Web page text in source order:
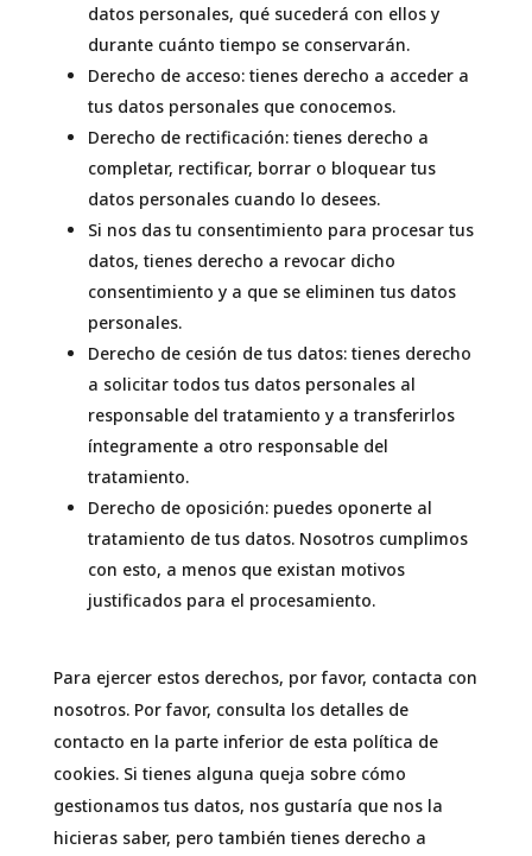
datos personales, qué sucederá con ellos y
durante cuánto tiempo se conservarán.
Derecho de acceso: tienes derecho a acceder a
tus datos personales que conocemos.
Derecho de rectificación: tienes derecho a
completar, rectificar, borrar o bloquear tus
datos personales cuando lo desees.
Si nos das tu consentimiento para procesar tus
datos, tienes derecho a revocar dicho
consentimiento y a que se eliminen tus datos
personales.
Derecho de cesión de tus datos: tienes derecho
a solicitar todos tus datos personales al
responsable del tratamiento y a transferirlos
íntegramente a otro responsable del
tratamiento.
Derecho de oposición: puedes oponerte al
tratamiento de tus datos. Nosotros cumplimos
con esto, a menos que existan motivos
justificados para el procesamiento.
Para ejercer estos derechos, por favor, contacta con
nosotros. Por favor, consulta los detalles de
contacto en la parte inferior de esta política de
cookies. Si tienes alguna queja sobre cómo
gestionamos tus datos, nos gustaría que nos la
hicieras saber, pero también tienes derecho a